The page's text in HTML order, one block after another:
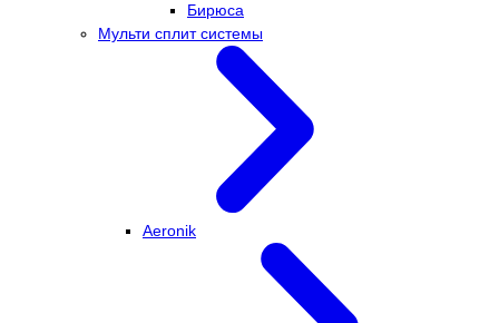
Бирюса
Мульти сплит системы
Aeronik